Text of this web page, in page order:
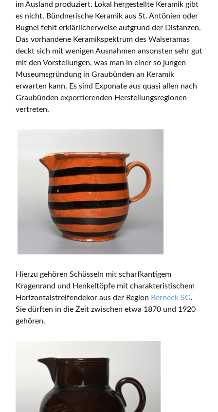
im Ausland produziert. Lokal hergestellte Keramik gibt
es nicht. Bündnerische Keramik aus St. Antönien oder
Bugnei fehlt erklärlicherweise aufgrund der Distanzen.
Das vorhandene Keramikspektrum des Walseramas
deckt sich mit wenigen Ausnahmen ansonsten sehr gut
mit den Vorstellungen, was man in einer so jungen
Museumsgründung in Graubünden an Keramik
erwarten kann. Es sind Exponate aus quasi allen nach
Graubünden exportierenden Herstellungsregionen
vertreten.
Hierzu gehören Schüsseln mit scharfkantigem
Kragenrand und Henkeltöpfe mit charakteristischem
Horizontalstreifendekor aus der Region Berneck SG.
Sie dürften in die Zeit zwischen etwa 1870 und 1920
gehören.